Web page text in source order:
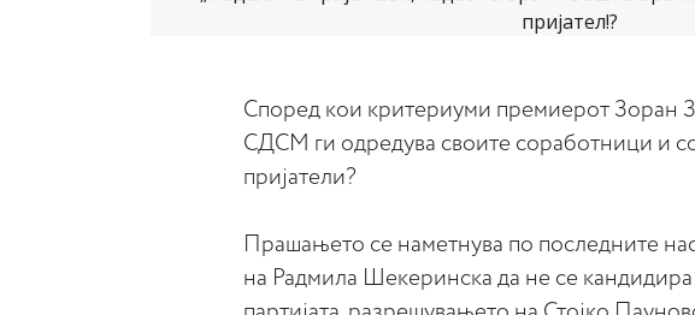
Според кои критериуми премиерот Зоран
СДСМ ги одредува своите соработници и
пријатели?
Прашањето се наметнува по последните
на Радмила Шекеринска да не се кандидира